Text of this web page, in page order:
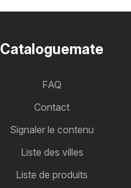
Cataloguemate
FAQ
Contact
Signaler le contenu
Liste des villes
Liste de produits